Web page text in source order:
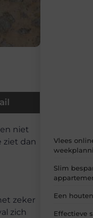
niet
ziet dan
zeker
zich
Vlees
Slim
Een
Effectieve